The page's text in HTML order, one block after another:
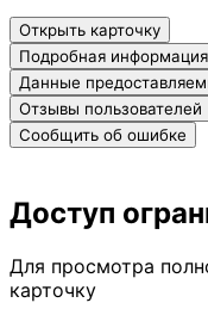
Открыть карточку
Подробная информация
Данные
Отзывы пользователей
Сообщить об ошибке
Доступ
Для просмотра
карточку